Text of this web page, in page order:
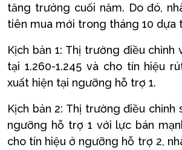
tăng trưởng cuối năm. Do đó,
tiên mua mới trong tháng 10 dựa
Kịch bản 1: Thị trường điều chỉnh
tại 1.260-1.245 và cho tín hiệu
xuất hiện tại ngưỡng hỗ trợ 1.
Kịch bản 2: Thị trường điều chỉnh
ngưỡng hỗ trợ 1 với lực bán
cho tín hiệu ở ngưỡng hỗ trợ 2,